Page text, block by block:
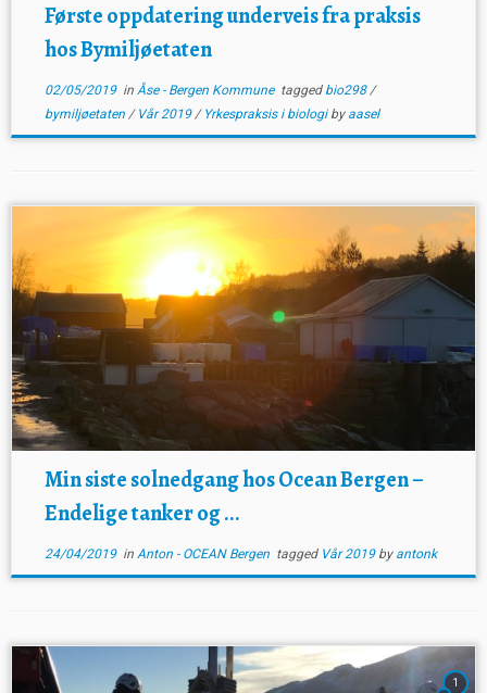
Første oppdatering underveis fra praksis
hos Bymiljøetaten
02/05/2019in Åse - Bergen Kommune tagged bio298/
bymiljøetaten / Vår 2019/ Yrkespraksis i biologi by aasel
Min siste solnedgang hos Ocean Bergen –
Endelige tanker og ...
24/04/2019in Anton - OCEAN Bergen tagged Vår 2019 by antonk
1